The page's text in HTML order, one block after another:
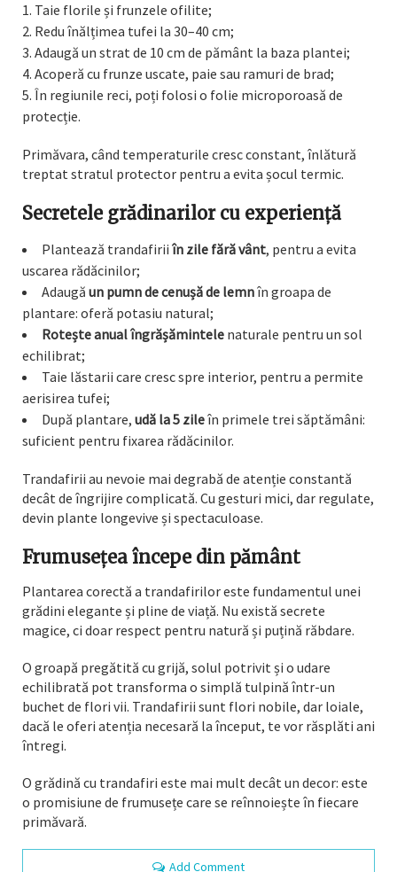
Taie florile și frunzele ofilite;
Redu înălțimea tufei la 30–40 cm;
Adaugă un strat de 10 cm de pământ la baza plantei;
Acoperă cu frunze uscate, paie sau ramuri de brad;
În regiunile reci, poți folosi o folie microporoasă de
protecție.
Primăvara, când temperaturile cresc constant, înlătură
treptat stratul protector pentru a evita șocul termic.
Secretele grădinarilor cu experiență
Plantează trandafirii în zile fără vânt, pentru a evita
uscarea rădăcinilor;
Adaugă un pumn de cenușă de lemnîn groapa de
plantare: oferă potasiu natural;
Rotește anual îngrășămintele naturale pentru un sol
echilibrat;
Taie lăstarii care cresc spre interior, pentru a permite
aerisirea tufei;
După plantare, udă la 5 zileîn primele trei săptămâni:
suficient pentru fixarea rădăcinilor.
Trandafirii au nevoie mai degrabă de atenție constantă
decât de îngrijire complicată. Cu gesturi mici, dar regulate,
devin plante longevive și spectaculoase.
Frumusețea începe din pământ
Plantarea corectă a trandafirilor este fundamentul unei
grădini elegante și pline de viață. Nu există secrete
magice, ci doar respect pentru natură și puțină răbdare.
O groapă pregătită cu grijă, solul potrivit și o udare
echilibrată pot transforma o simplă tulpină într-un
buchet de flori vii. Trandafirii sunt flori nobile, dar loiale,
dacă le oferi atenția necesară la început, te vor răsplăti ani
întregi.
O grădină cu trandafiri este mai mult decât un decor: este
o promisiune de frumusețe care se reînnoiește în fiecare
primăvară.
Add Comment